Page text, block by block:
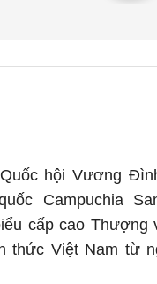
hội Vương
Campuchia
cấp cao Thượng
thức Việt Nam từ